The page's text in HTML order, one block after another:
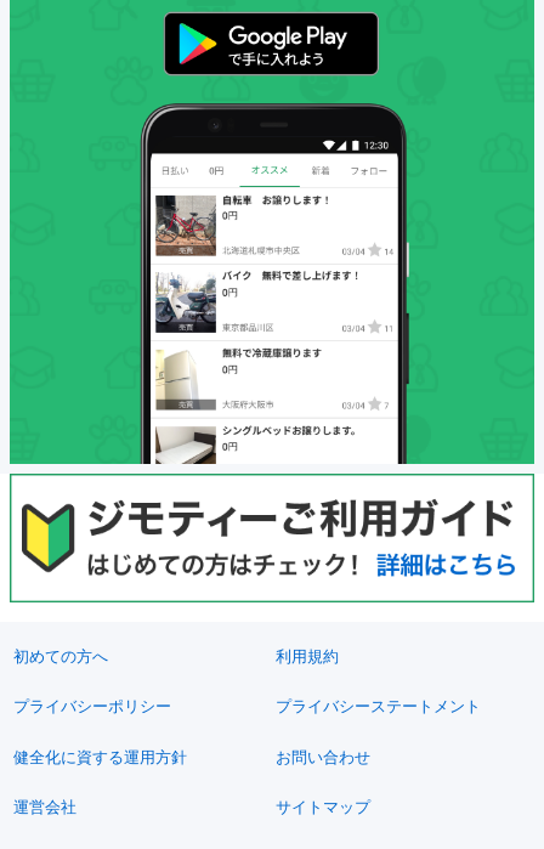
初めての方へ 利用規約
プライバシーポリシー プライバシーステートメント
健全化に資する運用方針 お問い合わせ
運営会社 サイトマップ